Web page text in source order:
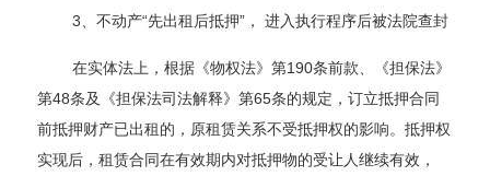
3、不动产“先出租后抵押”， 进入执行程序后被法院查封
在实体法上，根据《物权法》第190条前款、《担保法》
第48条及《担保法司法解释》第65条的规定，订立抵押合同
前抵押财产已出租的，原租赁关系不受抵押权的影响。抵押权
实现后，租赁合同在有效期内对抵押物的受让人继续有效，